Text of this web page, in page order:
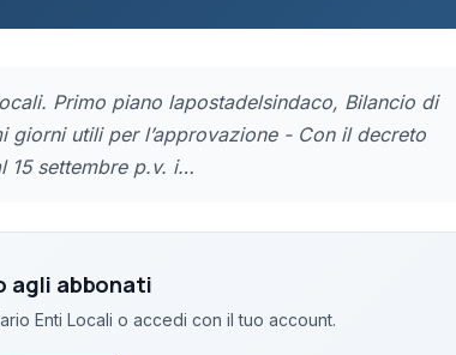
Primo piano lapostadelsindaco, Bilancio di
utili per l’approvazione - Con il decreto
15 settembre p.v. i…
agli abbonati
Enti Locali o accedi con il tuo account.